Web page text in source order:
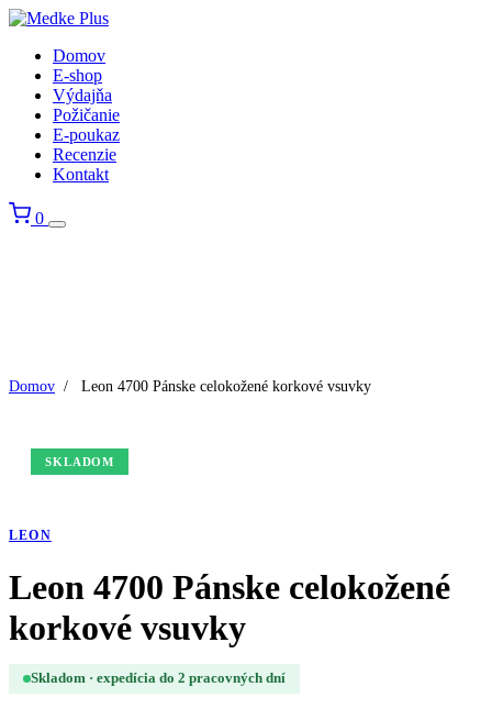
Domov
E-shop
Výdajňa
Požičanie
E-poukaz
Recenzie
Kontakt
0
Domov / Leon 4700 Pánske celokožené korkové vsuvky
SKLADOM
LEON
Leon 4700 Pánske celokožené
korkové vsuvky
Skladom · expedícia do 2 pracovných dní